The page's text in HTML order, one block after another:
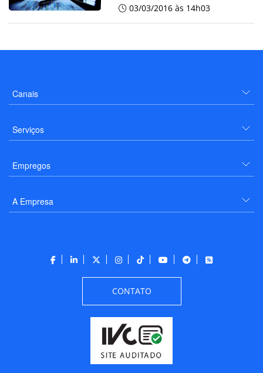
03/03/2016 às 14h03
Canais
Serviços
Empregos
A Empresa
CONTATO